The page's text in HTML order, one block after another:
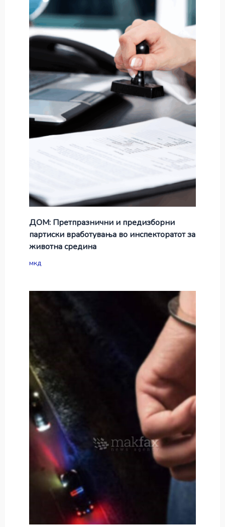
ДОМ: Претпразнични и предизборни
партиски вработувања во инспекторатот за
животна средина
мкд